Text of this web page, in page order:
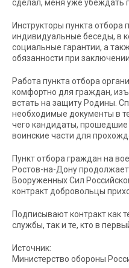
сделал, меня уже убеждать
Инструкторы пункта
индивидуальные беседы, в
социальные гарантии, а
обязанности при
Работа пункта отбора
комфортно для граждан,
встать на защиту Родины.
необходимые документы в
чего кандидаты, прошедшие
воинские части для
Пункт отбора граждан на
Ростов-на-Дону
Вооруженных Сил
контракт добровольцы
Подписывают контракт как
службы, так и те, кто в
Источник:
Министерство обороны